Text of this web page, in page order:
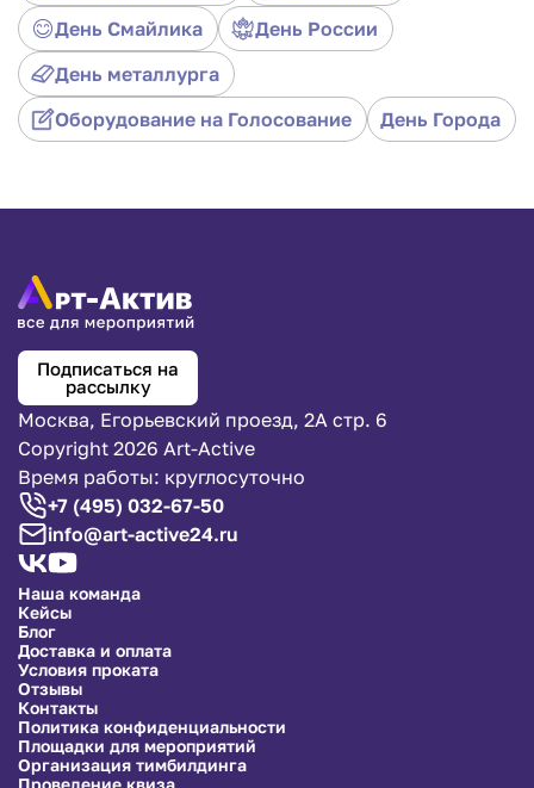
День Смайлика
День России
День металлурга
Оборудование на Голосование
День Города
Подписаться на
рассылку
Москва, Егорьевский проезд, 2А стр. 6
Copyright 2026 Art-Active
Время работы: круглосуточно
+7 (495) 032-67-50
info@art-active24.ru
Наша команда
Кейсы
Блог
Доставка и оплата
Условия проката
Отзывы
Контакты
Политика конфиденциальности
Площадки для мероприятий
Организация тимбилдинга
Проведение квиза